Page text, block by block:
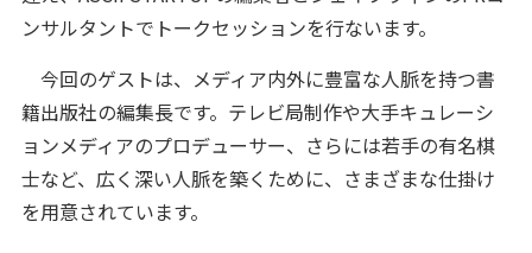
ンサルタントでトークセッションを行ないます。
今回のゲストは、メディア内外に豊富な人脈を持つ書
籍出版社の編集長です。テレビ局制作や大手キュレーシ
ョンメディアのプロデューサー、さらには若手の有名棋
士など、広く深い人脈を築くために、さまざまな仕掛け
を用意されています。